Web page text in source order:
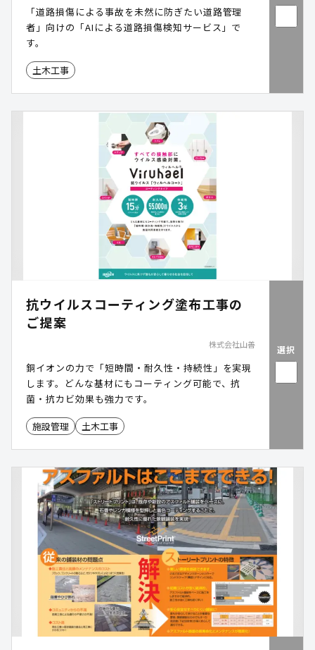
「道路損傷による事故を未然に防ぎたい道路管理
者」向けの「AIによる道路損傷検知サービス」で
す。
土木工事
抗ウイルスコーティング塗布工事の
ご提案
株式会社山善
銅イオンの力で「短時間・耐久性・持続性」を実現
します。どんな基材にもコーティング可能で、抗
菌・抗カビ効果も強力です。
施設管理 土木工事
選択